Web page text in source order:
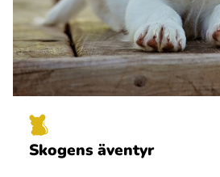
Skogens äventyr